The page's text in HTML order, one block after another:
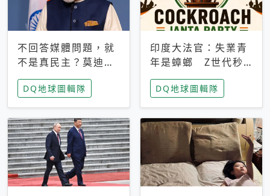
不回答媒體問題，就
不是真民主？莫迪訪
歐拒回答問題 挪威
記者：你怕什麼
DQ地球圖輯隊
印度大法官：失業青
年是蟑螂 Z世代秒
成立「蟑螂人民
黨」，追蹤數是執政
黨兩倍
DQ地球圖輯隊